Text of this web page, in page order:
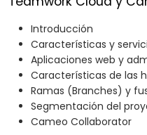
Introducción​
Características y
Aplicaciones web y
Características de las
Ramas (Branches) y
Segmentación del
Cameo Collaborator